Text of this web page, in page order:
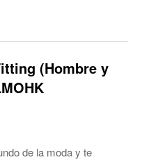
(Hombre y
de la moda y te